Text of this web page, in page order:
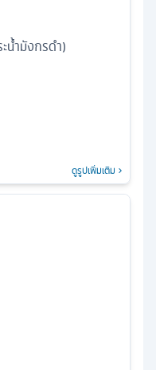
น้ำมังกรดำ)
ดูรูปเพิ่มเติม